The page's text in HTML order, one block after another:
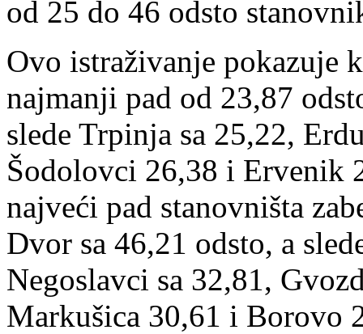
od 25 do 46 odsto
Ovo istraživanje pokazuje
najmanji pad od 23,87
slede Trpinja sa 25,22,
Šodolovci 26,38 i Ervenik
najveći pad stanovništa
Dvor sa 46,21 odsto, a
Negoslavci sa 32,81,
Markušica 30,61 i Borovo